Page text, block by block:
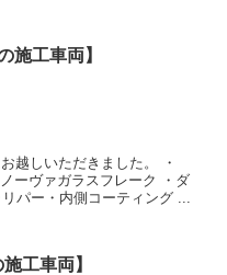
施工車両】
越しいただきました。 ・
ーヴァガラスフレーク ・ダ
パー・内側コーティング ...
施工車両】